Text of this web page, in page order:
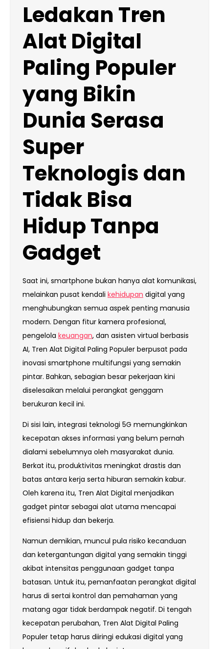
Ledakan Tren
Alat Digital
Paling Populer
yang Bikin
Dunia Serasa
Super
Teknologis dan
Tidak Bisa
Hidup Tanpa
Gadget
Saat ini, smartphone bukan hanya alat komunikasi,
melainkan pusat kendali kehidupan digital yang
menghubungkan semua aspek penting manusia
modern. Dengan fitur kamera profesional,
pengelola keuangan, dan asisten virtual berbasis
AI, Tren Alat Digital Paling Populer berpusat pada
inovasi smartphone multifungsi yang semakin
pintar. Bahkan, sebagian besar pekerjaan kini
diselesaikan melalui perangkat genggam
berukuran kecil ini.
Di sisi lain, integrasi teknologi 5G memungkinkan
kecepatan akses informasi yang belum pernah
dialami sebelumnya oleh masyarakat dunia.
Berkat itu, produktivitas meningkat drastis dan
batas antara kerja serta hiburan semakin kabur.
Oleh karena itu, Tren Alat Digital menjadikan
gadget pintar sebagai alat utama mencapai
efisiensi hidup dan bekerja.
Namun demikian, muncul pula risiko kecanduan
dan ketergantungan digital yang semakin tinggi
akibat intensitas penggunaan gadget tanpa
batasan. Untuk itu, pemanfaatan perangkat digital
harus di sertai kontrol dan pemahaman yang
matang agar tidak berdampak negatif. Di tengah
kecepatan perubahan, Tren Alat Digital Paling
Populer tetap harus diiringi edukasi digital yang